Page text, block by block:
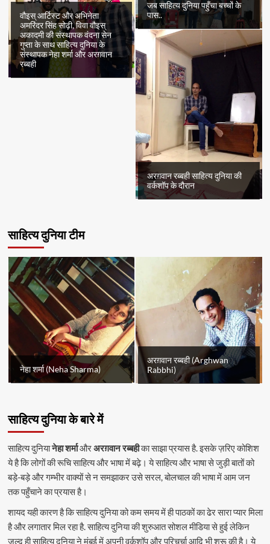
वौइस् आर्टिस्ट और अभिनेता
अमरिंदर सिंह सोढ़ी, विवा वौइस्
अकादमी की संस्थापक वंदना सेन
गुप्ता के साथ साहित्य दुनिया के
संस्थापक नेहा शर्मा और अरग़वान
रब्बही
जब साहित्य दुनिया पहुँचा बच्चों के
पास..
अरग़वान रब्बही साहित्य दुनिया की
वर्कशॉप के दौरान
साहित्य दुनिया टीम
नेहा शर्मा (Neha Sharma)
अरग़वान रब्बही (Arghwan
Rabbhi)
साहित्य दुनिया के बारे में
साहित्य दुनियानेहा शर्माऔरअरग़वान रब्बहीका साझा प्रयास है. इसके ज़रिए कोशिश
ये है कि लोगों की रूचि साहित्य और भाषा में बढ़े। ये साहित्य और भाषा से जुड़ी बातों को
बड़े-बड़े और गम्भीर वाक्यों से न समझाकर उसे सरल, बोलचाल की भाषा में आम जन
तक पहुँचाने का प्रयास है।
शायद यही कारण है कि साहित्य दुनिया को कम समय में ही पाठकों का ढेर सारा प्यार मिला
है और लगातार मिल रहा है. साहित्य दुनिया की शुरुआत सोशल मीडिया से हुई लेकिन
जल्द ही साहित्य दुनिया ने मुंबई में अपनी वर्कशॉप और परिचर्चा आदि भी शुरू की है। ये